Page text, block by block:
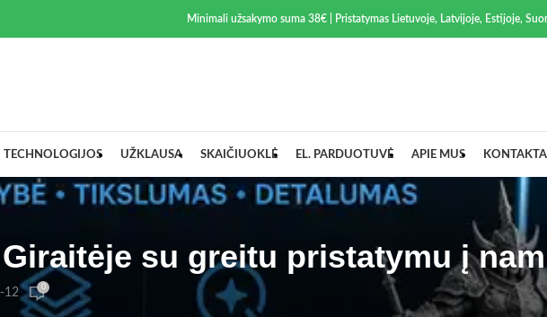
Minimali užsakymo suma 38€ | Pristatymas Lietuvoje, Latvijoje, Estijoje,
TECHNOLOGIJOS UŽKLAUSA SKAIČIUOKLĖ EL. PARDUOTUVĖ APIE MUS KONTAKTAI
su greitu pristatymu į
12 0